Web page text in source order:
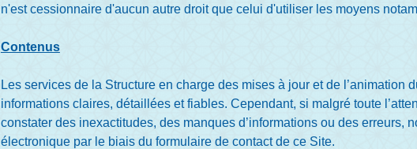
n'est cessionnaire d'aucun autre droit que celui d'utiliser les moyens
Contenus
Les services de la Structure en charge des mises à jour et de
informations claires, détaillées et fiables. Cependant, si malgré toute
constater des inexactitudes, des manques d’informations ou des erreurs,
électronique par le biais du formulaire de contact de ce Site.